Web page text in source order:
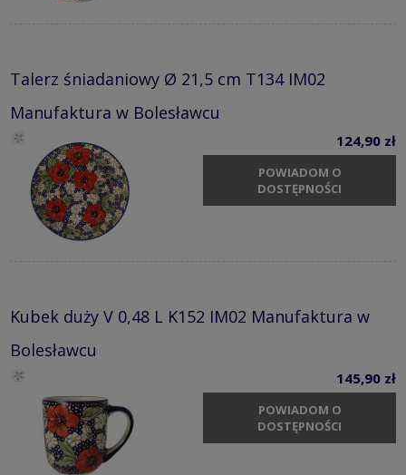
Talerz śniadaniowy Ø 21,5 cm T134 IM02
Manufaktura w Bolesławcu
124,90 zł
POWIADOM O
DOSTĘPNOŚCI
Kubek duży V 0,48 L K152 IM02 Manufaktura w
Bolesławcu
145,90 zł
POWIADOM O
DOSTĘPNOŚCI